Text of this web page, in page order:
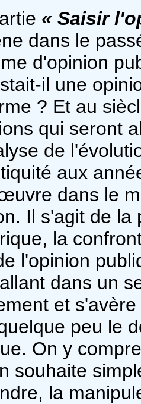
« Saisir
dans le
d'opinion
il une
? Et au
qui seront
de
aux
dans le
Il s'agit de
la
l'opinion
dans un
et
peu le
On y
souhaite
la